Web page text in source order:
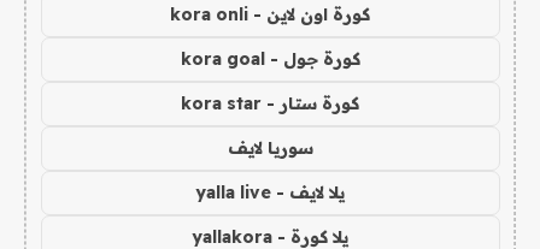
كورة اون لاين - kora onli
كورة جول - kora goal
كورة ستار - kora star
سوريا لايف
يلا لايف - yalla live
يلا كورة - yallakora